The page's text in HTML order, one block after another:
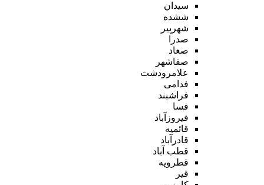
سیدان
ششده
شهرپیر
صدرا
صغاد
صفاشهر
علامرودشت
فدامی
فراشبند
فسا
فیروزآباد
قائمیه
قادرآباد
قطب آباد
قطرویه
قیر